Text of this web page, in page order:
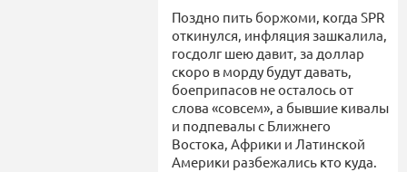
Поздно пить боржоми, когда SPR
откинулся, инфляция зашкалила,
госдолг шею давит, за доллар
скоро в морду будут давать,
боеприпасов не осталось от
слова «совсем», а бывшие кивалы
и подпевалы с Ближнего
Востока, Африки и Латинской
Америки разбежались кто куда.